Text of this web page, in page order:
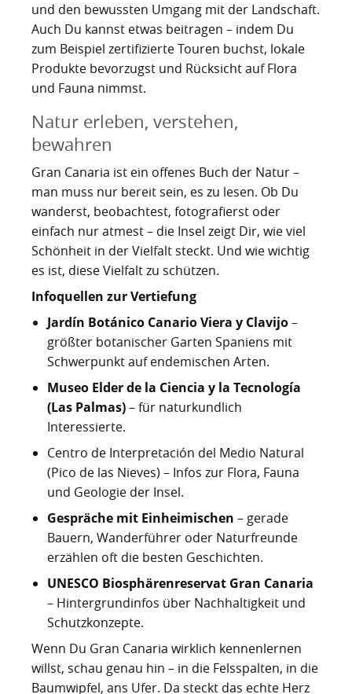
und den bewussten Umgang mit der Landschaft.
Auch Du kannst etwas beitragen – indem Du
zum Beispiel zertifizierte Touren buchst, lokale
Produkte bevorzugst und Rücksicht auf Flora
und Fauna nimmst.
Natur erleben, verstehen,
bewahren
Gran Canaria ist ein offenes Buch der Natur –
man muss nur bereit sein, es zu lesen. Ob Du
wanderst, beobachtest, fotografierst oder
einfach nur atmest – die Insel zeigt Dir, wie viel
Schönheit in der Vielfalt steckt. Und wie wichtig
es ist, diese Vielfalt zu schützen.
Infoquellen zur Vertiefung
Jardín Botánico Canario Viera y Clavijo–
größter botanischer Garten Spaniens mit
Schwerpunkt auf endemischen Arten.
Museo Elder de la Ciencia y la Tecnología
(Las Palmas)– für naturkundlich
Interessierte.
Centro de Interpretación del Medio Natural
(Pico de las Nieves) – Infos zur Flora, Fauna
und Geologie der Insel.
Gespräche mit Einheimischen– gerade
Bauern, Wanderführer oder Naturfreunde
erzählen oft die besten Geschichten.
UNESCO Biosphärenreservat Gran Canaria
– Hintergrundinfos über Nachhaltigkeit und
Schutzkonzepte.
Wenn Du Gran Canaria wirklich kennenlernen
willst, schau genau hin – in die Felsspalten, in die
Baumwipfel, ans Ufer. Da steckt das echte Herz